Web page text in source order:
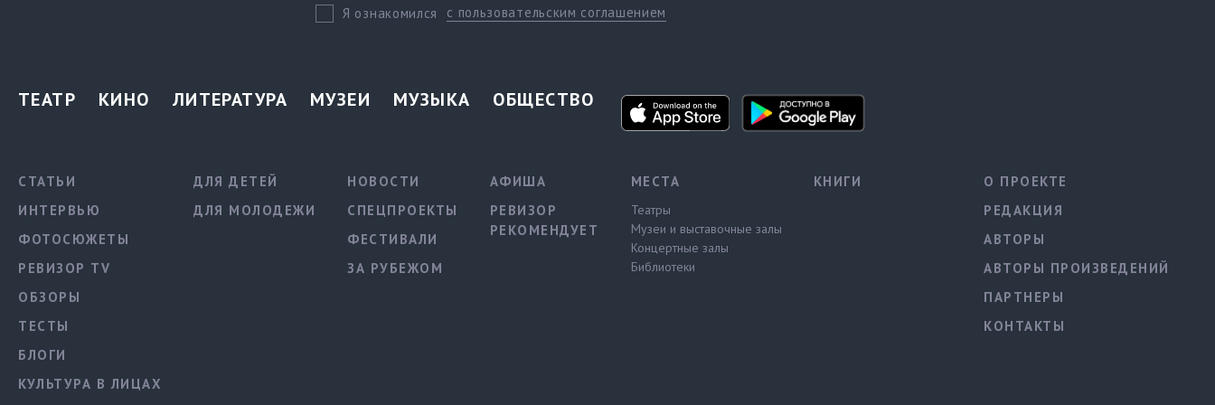
Я ознакомился с пользовательским соглашением
ТЕАТР КИНО ЛИТЕРАТУРА МУЗЕИ МУЗЫКА ОБЩЕСТВО
СТАТЬИ
ИНТЕРВЬЮ
ФОТОСЮЖЕТЫ
РЕВИЗОР TV
ОБЗОРЫ
ТЕСТЫ
БЛОГИ
КУЛЬТУРА В ЛИЦАХ
ДЛЯ ДЕТЕЙ
ДЛЯ МОЛОДЕЖИ
НОВОСТИ
СПЕЦПРОЕКТЫ
ФЕСТИВАЛИ
ЗА РУБЕЖОМ
АФИША
РЕВИЗОР
РЕКОМЕНДУЕТ
МЕСТА
Театры
Музеи и выставочные залы
Концертные залы
Библиотеки
КНИГИ
О ПРОЕКТЕ
РЕДАКЦИЯ
АВТОРЫ
АВТОРЫ ПРОИЗВЕДЕНИЙ
ПАРТНЕРЫ
КОНТАКТЫ